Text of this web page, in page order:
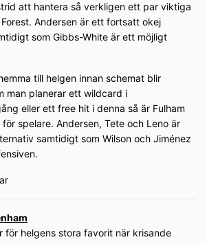
att hantera så verkligen ett par viktiga
Andersen är ett fortsatt okej
som Gibbs-White är ett möjligt
till helgen innan schemat blir
man planerar ett wildcard i
eller ett free hit i denna så är Fulham
spelare. Andersen, Tete och Leno är
samtidigt som Wilson och Jiménez
för helgens stora favorit när krisande